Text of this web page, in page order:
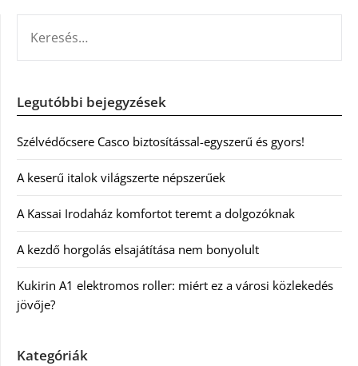
Legutóbbi bejegyzések
Szélvédőcsere Casco biztosítással-egyszerű és gyors!
A keserű italok világszerte népszerűek
A Kassai Irodaház komfortot teremt a dolgozóknak
A kezdő horgolás elsajátítása nem bonyolult
Kukirin A1 elektromos roller: miért ez a városi közlekedés
jövője?
Kategóriák